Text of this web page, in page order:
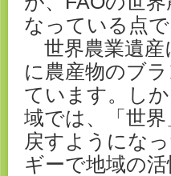
なっている点
世界農業遺産
に農産物のブ
ています。し
域では、「世
戻すようにな
ギーで地域の